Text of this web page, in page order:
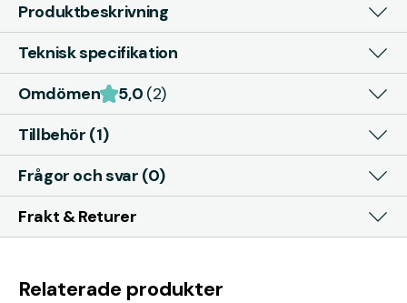
Produktbeskrivning
Teknisk specifikation
Omdömen
5,0 (2)
Tillbehör (1)
Frågor och svar (0)
Frakt & Returer
Relaterade produkter